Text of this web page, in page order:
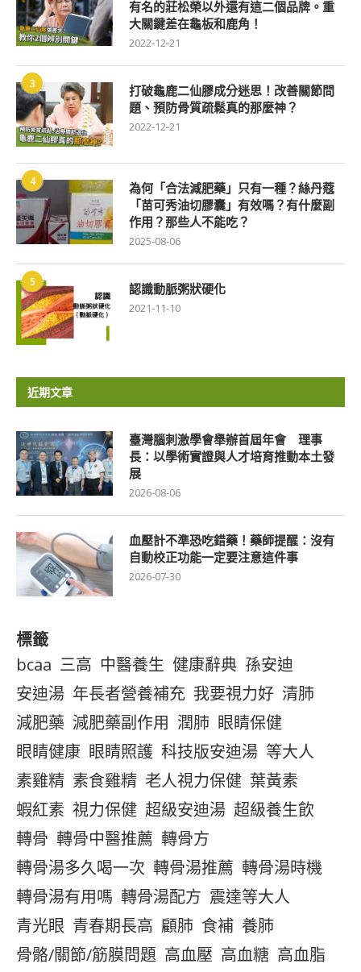
有名的莊松榮以外還有這二個品牌。重
大關鍵差在龜板和鹿角！
2022-12-21
3
打破龜鹿二仙膠成分迷思！改善關節問
題、預防骨質疏鬆真的那麼神？
2022-12-21
4
為何「合法減肥藥」只有一種？絲丹蔻
「苗可秀油切膠囊」有效嗎？有什麼副
作用？那些人不能吃？
2025-08-06
5 認識動脈粥狀硬化
2021-11-10
近期文章
臺灣腦刺激學會舉辦首屆年會 理事
長：以學術實證與人才培育推動本土發
展
2026-08-06
血壓計不準恐吃錯藥！藥師提醒：沒有
自動校正功能一定要注意這件事
2026-07-30
標籤
bcaa 三高 中醫養生 健康辭典 孫安迪
安迪湯 年長者營養補充 我要視力好 清肺
減肥藥 減肥藥副作用 潤肺 眼睛保健
眼睛健康 眼睛照護 科技版安迪湯 等大人
素雞精 素食雞精 老人視力保健 葉黃素
蝦紅素 視力保健 超級安迪湯 超級養生飲
轉骨 轉骨中醫推薦 轉骨方
轉骨湯多久喝一次 轉骨湯推薦 轉骨湯時機
轉骨湯有用嗎 轉骨湯配方 震達等大人
青光眼 青春期長高 顧肺 食補 養肺
骨骼/關節/筋膜問題 高血壓 高血糖 高血脂